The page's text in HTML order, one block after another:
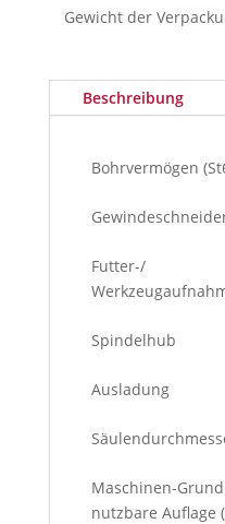
Gewicht der
Beschreibung
Bohrvermögen
Futter-/
Spindelhub
Ausladung
Maschinen-
nutzbare Auflage